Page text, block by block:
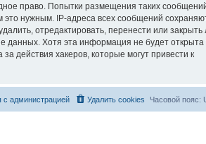
право. Попытки размещения таких
нужным. IP-адреса всех сообщений
отредактировать, перенести или
данных. Хотя эта информация не будет открыта
действия хакеров, которые могут привести к
Часовой пояс:
Удалить cookies
с администрацией